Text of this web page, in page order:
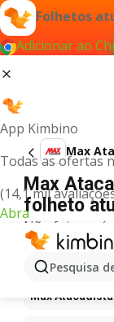
Folhetos
Adicionar ao
App Kimbino
Todas as ofertas
(14,1 mil
Abra
Pesquisa
Max
Max
folheto
Não foi
para este
Mais
Max Atacadista